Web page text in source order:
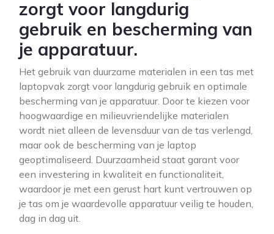
zorgt voor langdurig
gebruik en bescherming van
je apparatuur.
Het gebruik van duurzame materialen in een tas met
laptopvak zorgt voor langdurig gebruik en optimale
bescherming van je apparatuur. Door te kiezen voor
hoogwaardige en milieuvriendelijke materialen
wordt niet alleen de levensduur van de tas verlengd,
maar ook de bescherming van je laptop
geoptimaliseerd. Duurzaamheid staat garant voor
een investering in kwaliteit en functionaliteit,
waardoor je met een gerust hart kunt vertrouwen op
je tas om je waardevolle apparatuur veilig te houden,
dag in dag uit.